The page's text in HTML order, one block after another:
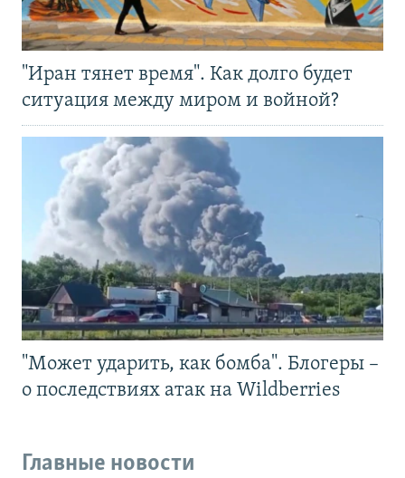
"Иран тянет время". Как долго будет
ситуация между миром и войной?
"Может ударить, как бомба". Блогеры –
о последствиях атак на Wildberries
Главные новости